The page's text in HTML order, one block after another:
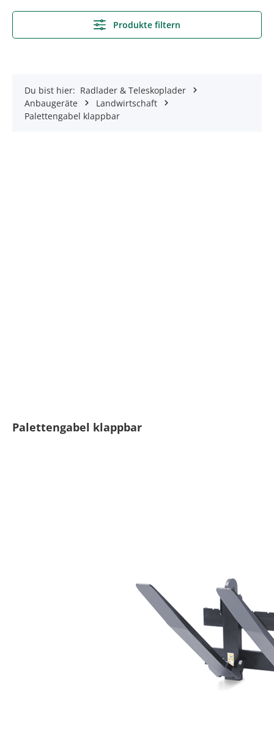
Produkte filtern
Du bist hier: Radlader & Teleskoplader
Anbaugeräte
Landwirtschaft
Palettengabel klappbar
Palettengabel klappbar